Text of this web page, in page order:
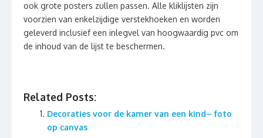
ook grote posters zullen passen. Alle kliklijsten zijn
voorzien van enkelzijdige verstekhoeken en worden
geleverd inclusief een inlegvel van hoogwaardig pvc om
de inhoud van de lijst te beschermen.
Related Posts:
Decoraties voor de kamer van een kind– foto
op canvas